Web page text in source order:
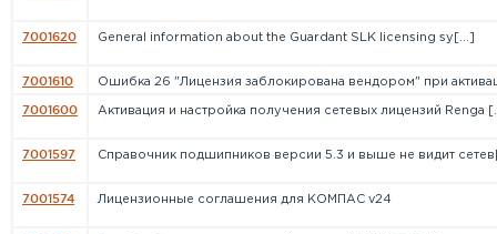
7001620 General information about the Guardant SLK licensing sy[...]
7001610 Ошибка 26 "Лицензия заблокирована вендором" при
7001600 Активация и настройка получения сетевых лицензий Renga
7001597 Справочник подшипников версии 5.3 и выше не видит
7001574 Лицензионные соглашения для КОМПАС v24